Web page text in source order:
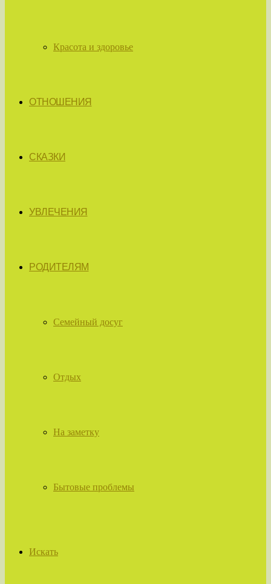
Красота и здоровье
ОТНОШЕНИЯ
СКАЗКИ
УВЛЕЧЕНИЯ
РОДИТЕЛЯМ
Семейный досуг
Отдых
На заметку
Бытовые проблемы
Искать